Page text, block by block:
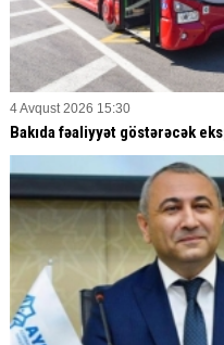
4 Avqust 2026 15:30
Bakıda fəaliyyət göstərəcək